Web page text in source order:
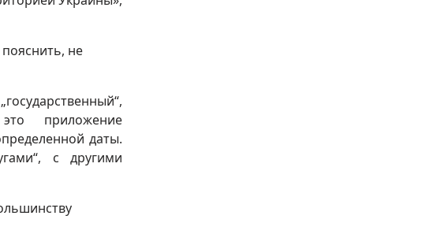
не
приложение
даты.
с другими